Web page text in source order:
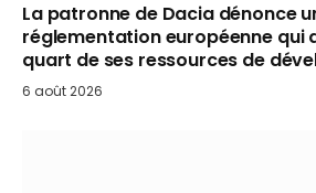
La patronne de Dacia dénonce
réglementation européenne qui
quart de ses ressources de
6 août 2026